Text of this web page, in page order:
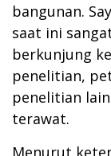
bangunan.
saat ini
berkunjung
penelitian,
penelitian
terawat.
Menurut